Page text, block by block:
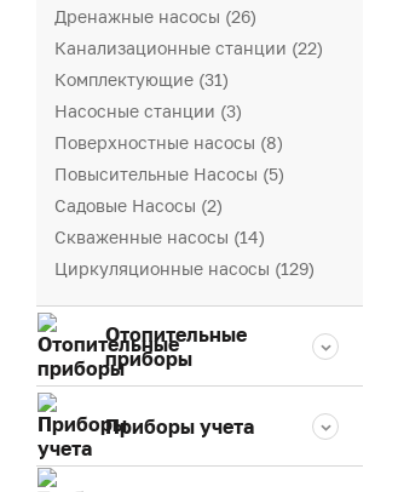
Дренажные насосы (26)
Канализационные станции (22)
Комплектующие (31)
Насосные станции (3)
Поверхностные насосы (8)
Повысительные Насосы (5)
Садовые Насосы (2)
Скваженные насосы (14)
Циркуляционные насосы (129)
Отопительные
приборы
Приборы учета